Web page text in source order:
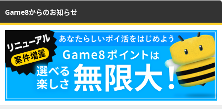
Game8からのお知らせ